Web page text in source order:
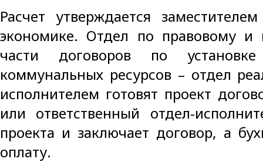
Расчет утверждается
экономике. Отдел по правовому и
части договоров по
коммунальных ресурсов – отдел
исполнителем готовят проект
или ответственный отдел-
проекта и заключает договор, а
оплату.